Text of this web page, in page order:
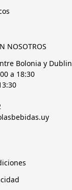
NOSOTROS
Bolonia y Dublin
a 18:30